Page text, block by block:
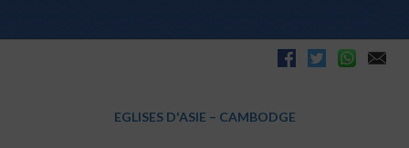
EGLISES D'ASIE – CAMBODGE